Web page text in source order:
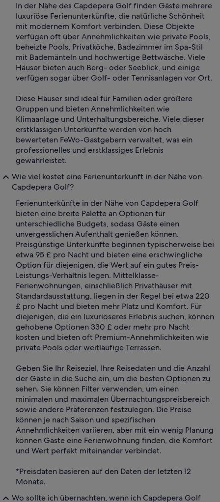
In der Nähe des Capdepera Golf finden Gäste mehrere
luxuriöse Ferienunterkünfte, die natürliche Schönheit
mit modernem Komfort verbinden. Diese Objekte
verfügen oft über Annehmlichkeiten wie private Pools,
beheizte Pools, Privatköche, Badezimmer im Spa-Stil
mit Bademänteln und hochwertige Bettwäsche. Viele
Häuser bieten auch Berg- oder Seeblick, und einige
verfügen sogar über Golf- oder Tennisanlagen vor Ort.
Diese Häuser sind ideal für Familien oder größere
Gruppen und bieten Annehmlichkeiten wie
Klimaanlage und Unterhaltungsbereiche. Viele dieser
erstklassigen Unterkünfte werden von hoch
bewerteten FeWo-Gastgebern verwaltet, was ein
professionelles und erstklassiges Erlebnis
gewährleistet.
Wie viel kostet eine Ferienunterkunft in der Nähe von
Capdepera Golf?
Ferienunterkünfte in der Nähe von Capdepera Golf
bieten eine breite Palette an Optionen für
unterschiedliche Budgets, sodass Gäste einen
unvergesslichen Aufenthalt genießen können.
Preisgünstige Unterkünfte beginnen typischerweise bei
etwa 95 £ pro Nacht und bieten eine erschwingliche
Option für diejenigen, die Wert auf ein gutes Preis-
Leistungs-Verhältnis legen. Mittelklasse-
Ferienwohnungen, einschließlich Privathäuser mit
Standardausstattung, liegen in der Regel bei etwa 220
£ pro Nacht und bieten mehr Platz und Komfort. Für
diejenigen, die ein luxuriöseres Erlebnis suchen, können
gehobene Optionen 330 £ oder mehr pro Nacht
kosten und bieten oft Premium-Annehmlichkeiten wie
private Pools oder weitläufige Terrassen.
Geben Sie Ihr Reiseziel, Ihre Reisedaten und die Anzahl
der Gäste in die Suche ein, um die besten Optionen zu
sehen. Sie können Filter verwenden, um einen
minimalen und maximalen Übernachtungspreisbereich
sowie andere Präferenzen festzulegen. Die Preise
können je nach Saison und spezifischen
Annehmlichkeiten variieren, aber mit ein wenig Planung
können Gäste eine Ferienwohnung finden, die Komfort
und Wert perfekt miteinander verbindet.
*Preisdaten basieren auf den Daten der letzten 12
Monate.
Wo sollte ich übernachten, wenn ich Capdepera Golf